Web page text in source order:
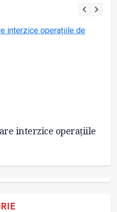
interzice operațiile